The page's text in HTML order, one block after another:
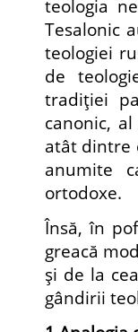
teologia
Tesalonic
teologiei
de
tradiţiei
canonic,
atât dintre
anumite
ortodoxe.
Însă, în
greacă
şi de la
gândirii